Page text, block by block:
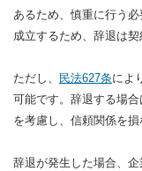
あるため、慎重に行う
成立するため、辞退は契
ただし、 民法627条によ
可能です。辞退する場
を考慮し、信頼関係を
辞退が発生した場合、